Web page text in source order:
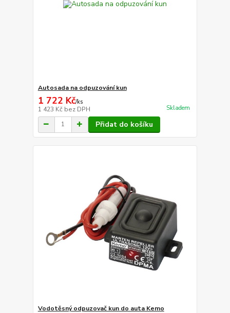
Autosada na odpuzování kun
1 722 Kč/ks
1 423 Kč bez DPH Skladem
Přidat do košíku
Vodotěsný odpuzovač kun do auta Kemo